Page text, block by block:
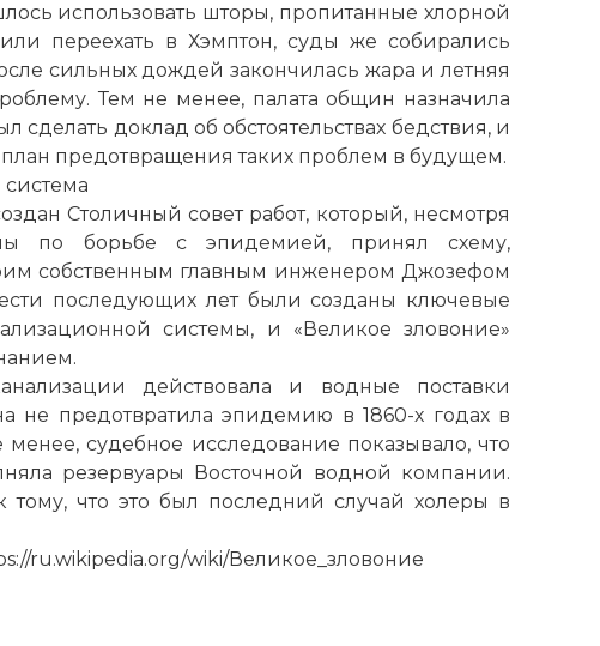
использовать шторы, пропитанные хлорной
переехать в Хэмптон, суды же собирались
сильных дождей закончилась жара и летняя
Тем не менее, палата общин назначила
сделать доклад об обстоятельствах бедствия, и
предотвращения таких проблем в будущем.
Столичный совет работ, который, несмотря
по борьбе с эпидемией, принял схему,
собственным главным инженером Джозефом
последующих лет были созданы ключевые
системы, и «Великое зловоние»
действовала и водные поставки
не предотвратила эпидемию в 1860-х годах в
судебное исследование показывало, что
резервуары Восточной водной компании.
что это был последний случай холеры в
ru.wikipedia.org/wiki/Великое_зловоние
The Great stink of 1858
Имя:
Комментарий:
Проверочный код: